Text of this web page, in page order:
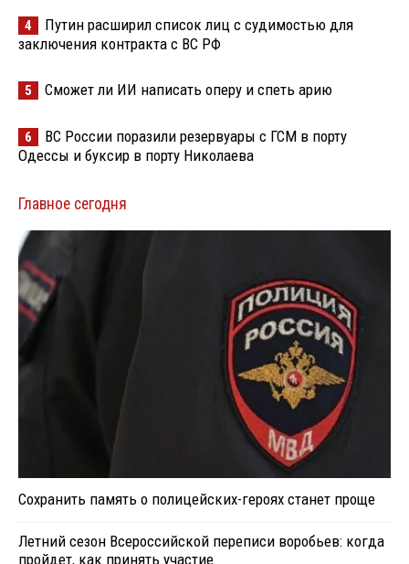
4
Путин расширил список лиц с судимостью для
заключения контракта с ВС РФ
5 Сможет ли ИИ написать оперу и спеть арию
6
ВС России поразили резервуары с ГСМ в порту
Одессы и буксир в порту Николаева
Главное сегодня
Сохранить память о полицейских-героях станет проще
Летний сезон Всероссийской переписи воробьев: когда
пройдет, как принять участие